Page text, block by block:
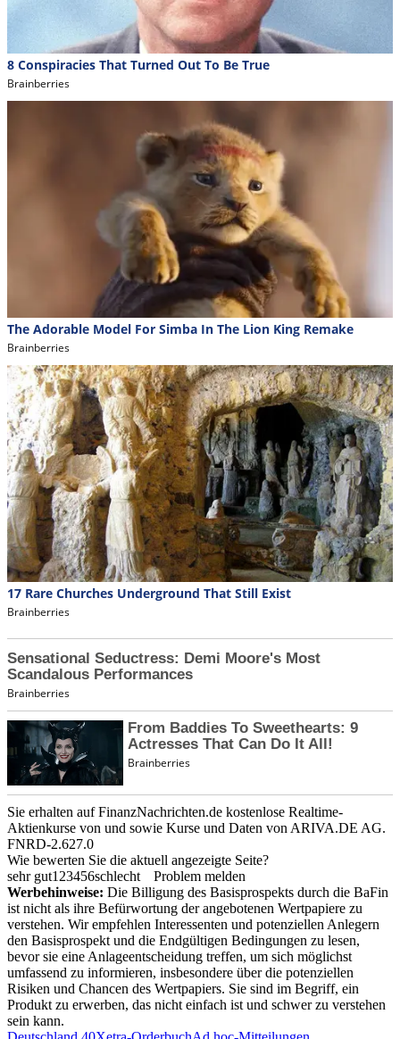
Sie erhalten auf FinanzNachrichten.de kostenlose Realtime-
Aktienkurse von und sowie Kurse und Daten von ARIVA.DE AG.
FNRD-2.627.0
Wie bewerten Sie die aktuell angezeigte Seite?
sehr gut1 23456schlecht
Problem melden
Werbehinweise: Die Billigung des Basisprospekts durch die BaFin
ist nicht als ihre Befürwortung der angebotenen Wertpapiere zu
verstehen. Wir empfehlen Interessenten und potenziellen Anlegern
den Basisprospekt und die Endgültigen Bedingungen zu lesen,
bevor sie eine Anlageentscheidung treffen, um sich möglichst
umfassend zu informieren, insbesondere über die potenziellen
Risiken und Chancen des Wertpapiers. Sie sind im Begriff, ein
Produkt zu erwerben, das nicht einfach ist und schwer zu verstehen
sein kann.